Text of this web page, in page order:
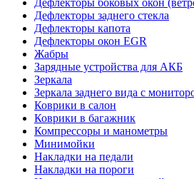
Дефлекторы боковых окон
Дефлекторы заднего стекла
Дефлекторы капота
Дефлекторы окон EGR
Жабры
Зарядные устройства для АКБ
Зеркала
Зеркала заднего вида с
Коврики в салон
Коврики в багажник
Компрессоры и манометры
Минимойки
Накладки на педали
Накладки на пороги